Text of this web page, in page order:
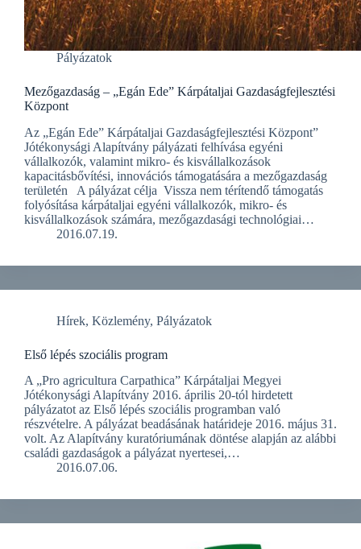
Pályázatok
Mezőgazdaság – „Egán Ede” Kárpátaljai Gazdaságfejlesztési
Központ
Az „Egán Ede” Kárpátaljai Gazdaságfejlesztési Központ”
Jótékonysági Alapítvány pályázati felhívása egyéni
vállalkozók, valamint mikro- és kisvállalkozások
kapacitásbővítési, innovációs támogatására a mezőgazdaság
területén A pályázat célja Vissza nem térítendő támogatás
folyósítása kárpátaljai egyéni vállalkozók, mikro- és
kisvállalkozások számára, mezőgazdasági technológiai…
2016.07.19.
Hírek, Közlemény, Pályázatok
Első lépés szociális program
A „Pro agricultura Carpathica” Kárpátaljai Megyei
Jótékonysági Alapítvány 2016. április 20-tól hirdetett
pályázatot az Első lépés szociális programban való
részvételre. A pályázat beadásának határideje 2016. május 31.
volt. Az Alapítvány kuratóriumának döntése alapján az alábbi
családi gazdaságok a pályázat nyertesei,…
2016.07.06.